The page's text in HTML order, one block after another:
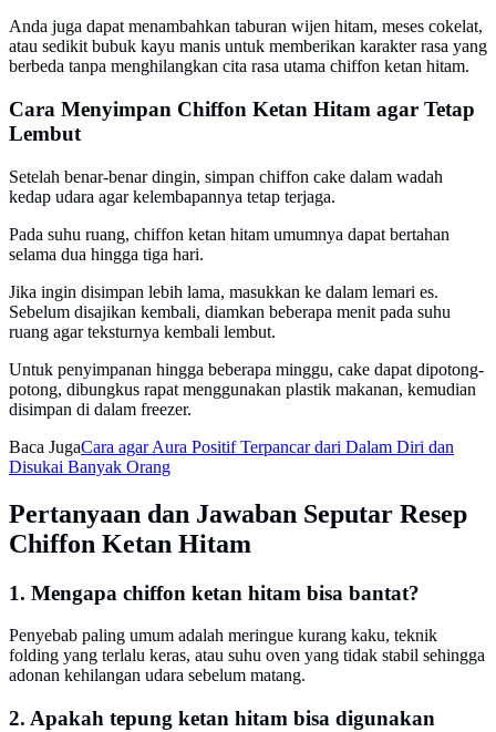
Anda juga dapat menambahkan taburan wijen hitam, meses cokelat,
atau sedikit bubuk kayu manis untuk memberikan karakter rasa yang
berbeda tanpa menghilangkan cita rasa utama chiffon ketan hitam.
Cara Menyimpan Chiffon Ketan Hitam agar Tetap
Lembut
Setelah benar-benar dingin, simpan chiffon cake dalam wadah
kedap udara agar kelembapannya tetap terjaga.
Pada suhu ruang, chiffon ketan hitam umumnya dapat bertahan
selama dua hingga tiga hari.
Jika ingin disimpan lebih lama, masukkan ke dalam lemari es.
Sebelum disajikan kembali, diamkan beberapa menit pada suhu
ruang agar teksturnya kembali lembut.
Untuk penyimpanan hingga beberapa minggu, cake dapat dipotong-
potong, dibungkus rapat menggunakan plastik makanan, kemudian
disimpan di dalam freezer.
Baca JugaCara agar Aura Positif Terpancar dari Dalam Diri dan
Disukai Banyak Orang
Pertanyaan dan Jawaban Seputar Resep
Chiffon Ketan Hitam
1. Mengapa chiffon ketan hitam bisa bantat?
Penyebab paling umum adalah meringue kurang kaku, teknik
folding yang terlalu keras, atau suhu oven yang tidak stabil sehingga
adonan kehilangan udara sebelum matang.
2. Apakah tepung ketan hitam bisa digunakan